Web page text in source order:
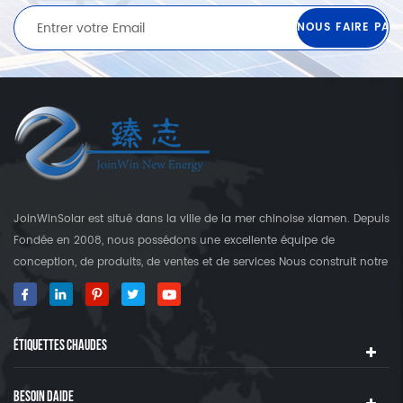
JoinWinSolar est situé dans la ville de la mer chinoise xiamen. Depuis
Fondée en 2008, nous possédons une excellente équipe de
conception, de produits, de ventes et de services Nous construit notre
propre usine qui est plus que 3000 Square's terre. En tant que
fournisseur mondial des crochets de fixation solaire, JoinwinSolar a
notre produit JoinwinSolar Les produits comprennent le Suivant: 1,
Systèmes de montage solaire sur le toit en métal et accessoires 2,
tuile Systèmes de montage solaire sur le toit et accessoires 3,
ÉTIQUETTES CHAUDES
BESOIN DAIDE